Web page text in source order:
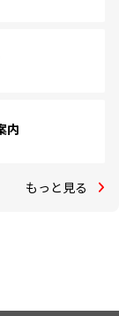
内
もっと見る